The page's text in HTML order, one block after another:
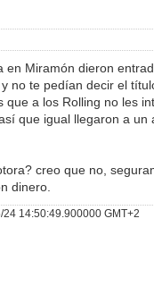
en Miramón dieron
no te pedían decir el
que a los Rolling no les
que igual llegaron a un
creo que no,
dinero.
24 14:50:49.900000 GMT+2